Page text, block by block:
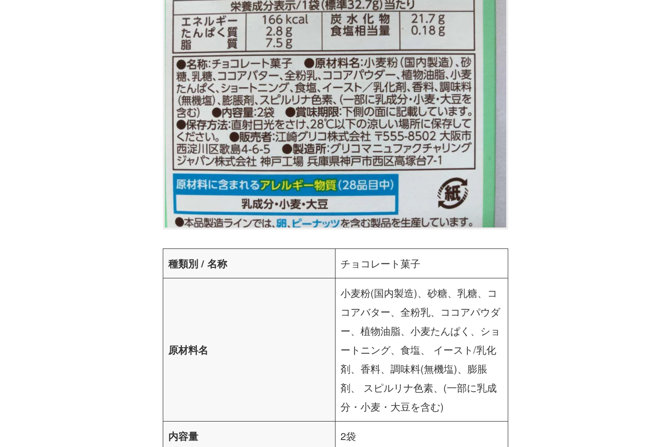
種類別 / 名称 チョコレート菓子
原材料名
小麦粉(国内製造)、砂糖、乳糖、コ
コアバター、全粉乳、ココアパウダ
ー、植物油脂、小麦たんぱく、ショ
ートニング、食塩、 イースト/乳化
剤、香料、調味料(無機塩)、膨脹
剤、 スピルリナ色素、(一部に乳成
分・小麦・大豆を含む)
内容量 2袋